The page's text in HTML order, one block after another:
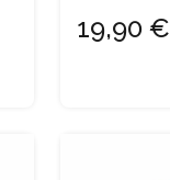
19,90 €